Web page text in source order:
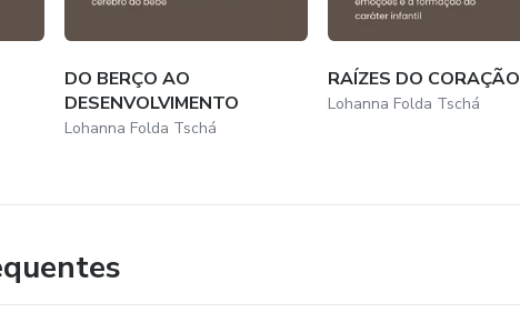
DO BERÇO AO
DESENVOLVIMENTO
Lohanna Folda Tschá
RAÍZES DO CORAÇÃO
Lohanna Folda Tschá